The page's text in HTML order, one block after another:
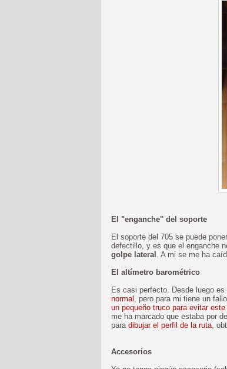
El "enganche" del soporte
El soporte del 705 se puede
defectillo, y es que el enganche
golpe lateral . A mi se me ha
El altímetro barométrico
Es casi perfecto. Desde luego
normal , pero para mi tiene un
un pequeño truco para evitar este
me ha marcado que estaba por
para dibujar el perfil de la ruta,
Accesorios